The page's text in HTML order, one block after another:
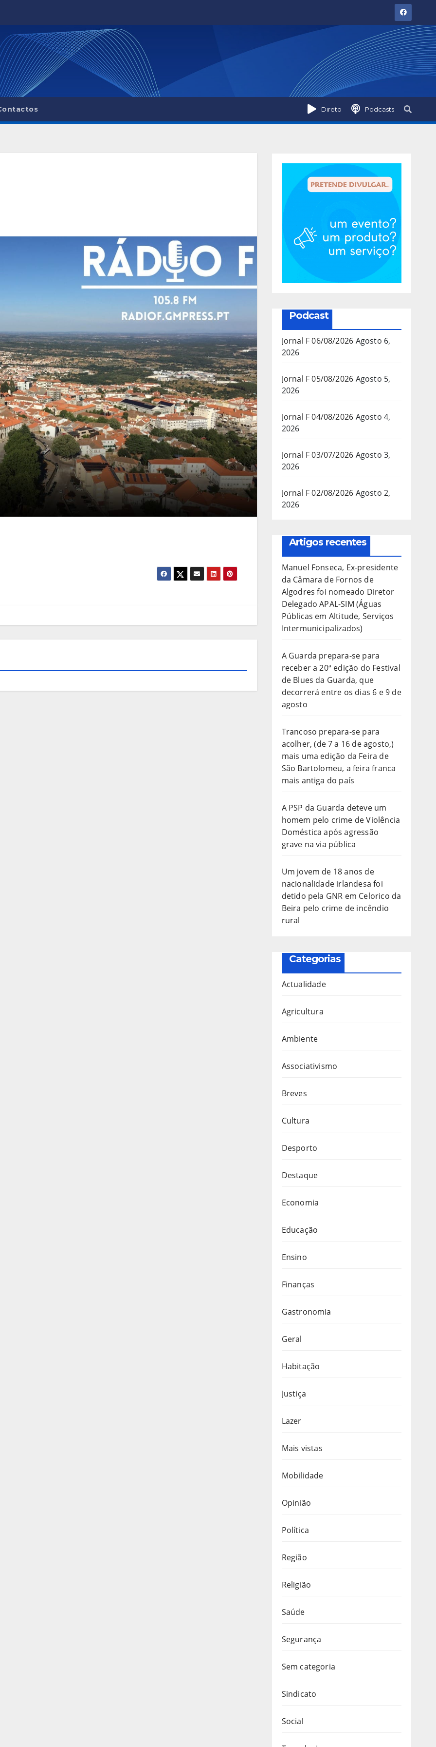
Direto Podcasts
Podcast
Jornal F 06/08/2026 Agosto 6,
2026
Jornal F 05/08/2026 Agosto 5,
2026
Jornal F 04/08/2026 Agosto 4,
2026
Jornal F 03/07/2026 Agosto 3,
2026
Jornal F 02/08/2026 Agosto 2,
2026
Artigos recentes
Manuel Fonseca, Ex-presidente
da Câmara de Fornos de
Algodres foi nomeado Diretor
Delegado APAL-SIM (Águas
Públicas em Altitude, Serviços
Intermunicipalizados)
A Guarda prepara-se para
receber a 20ª edição do Festival
de Blues da Guarda, que
decorrerá entre os dias 6 e 9 de
agosto
Trancoso prepara-se para
acolher, (de 7 a 16 de agosto,)
mais uma edição da Feira de
São Bartolomeu, a feira franca
mais antiga do país
A PSP da Guarda deteve um
homem pelo crime de Violência
Doméstica após agressão
grave na via pública
Um jovem de 18 anos de
nacionalidade irlandesa foi
detido pela GNR em Celorico da
Beira pelo crime de incêndio
rural
Categorias
Actualidade
Agricultura
Ambiente
Associativismo
Breves
Cultura
Desporto
Destaque
Economia
Educação
Ensino
Finanças
Gastronomia
Geral
Habitação
Justiça
Lazer
Mais vistas
Mobilidade
Opinião
Política
Região
Religião
Saúde
Segurança
Sem categoria
Sindicato
Social